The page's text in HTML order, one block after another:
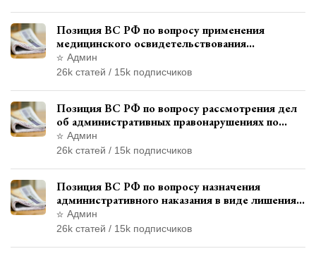
Позиция ВС РФ по вопросу применения
медицинского освидетельствования
военнослужащих при увольнении с военной
службы
Админ
26k статей / 15k подписчиков
Позиция ВС РФ по вопросу рассмотрения дел
об административных правонарушениях по
месту жительства и сроков давности
привлечения к ответственности
Админ
26k статей / 15k подписчиков
Позиция ВС РФ по вопросу назначения
административного наказания в виде лишения
права управления транспортными средствами
Админ
26k статей / 15k подписчиков